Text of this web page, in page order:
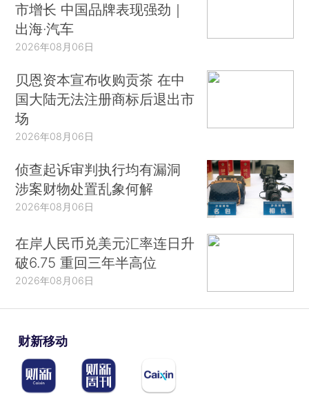
市增长 中国品牌表现强劲｜
出海·汽车
2026年08月06日
贝恩资本宣布收购贡茶 在中
国大陆无法注册商标后退出市
场
2026年08月06日
侦查起诉审判执行均有漏洞
涉案财物处置乱象何解
2026年08月06日
在岸人民币兑美元汇率连日升
破6.75 重回三年半高位
2026年08月06日
财新移动